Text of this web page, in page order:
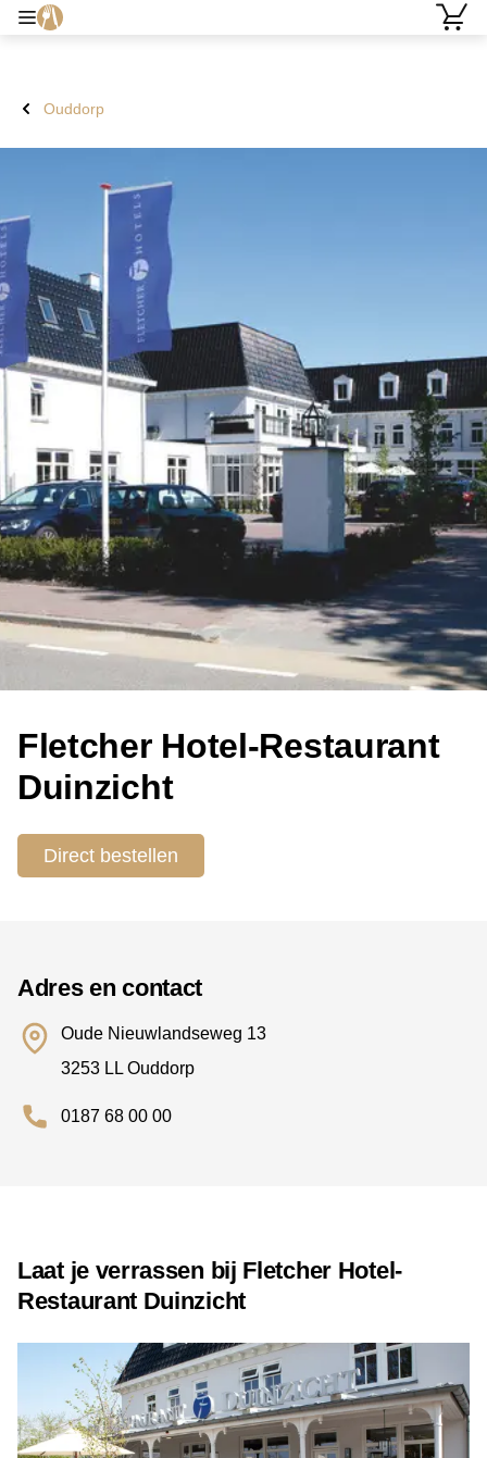
Ouddorp
Fletcher Hotel-Restaurant
Duinzicht
Direct bestellen
Adres en contact
Oude Nieuwlandseweg 13
3253 LL Ouddorp
0187 68 00 00
Laat je verrassen bij Fletcher Hotel-
Restaurant Duinzicht